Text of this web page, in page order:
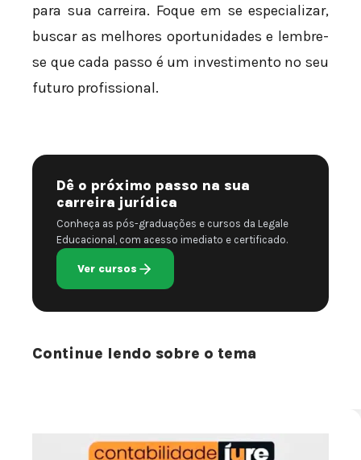
para sua carreira. Foque em se especializar,
buscar as melhores oportunidades e lembre-
se que cada passo é um investimento no seu
futuro profissional.
Dê o próximo passo na sua
carreira jurídica
Conheça as pós-graduações e cursos da Legale
Educacional, com acesso imediato e certificado.
Ver cursos
Continue lendo sobre o tema